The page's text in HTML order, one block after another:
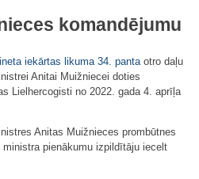
komandējumu
iekārtas likuma 34. pantaotro daļu
Anitai Muižniecei doties
Lielhercogisti no 2022. gada 4. aprīļa
Anitas Muižnieces prombūtnes
pienākumu izpildītāju iecelt